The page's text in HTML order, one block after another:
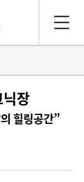
장
힐링공간”